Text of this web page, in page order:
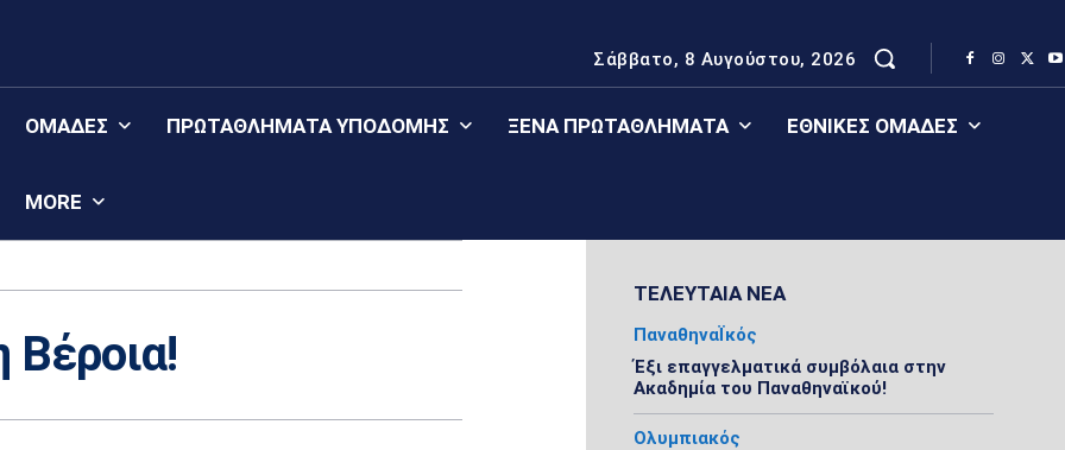
Σάββατο, 8 Αυγούστου, 2026
ΟΜΆΔΕΣ ΠΡΩΤΑΘΛΉΜΑΤΑ YΠΟΔΟΜΉΣ ΞΈΝΑ ΠΡΩΤΑΘΛΉΜΑΤΑ ΕΘΝΙΚΈΣ ΟΜΆΔΕΣ
MORE
Βέροια!
ΤΕΛΕΥΤΑΙΑ ΝΕΑ
ΠαναθηναΪκός
Έξι επαγγελματικά συμβόλαια στην
Ακαδημία του Παναθηναϊκού!
Ολυμπιακός